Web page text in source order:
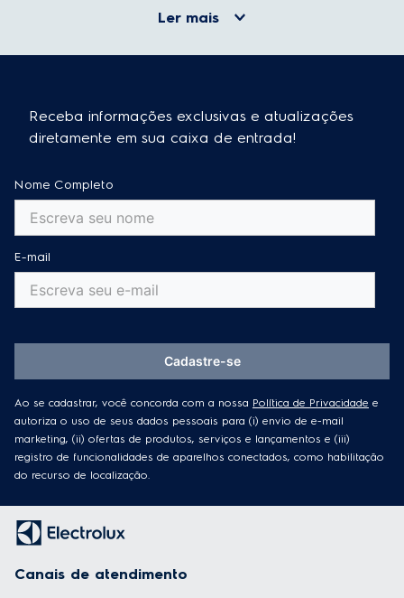
Ler mais
Receba informações exclusivas e atualizações
diretamente em sua caixa de entrada!
Nome Completo
E-mail
Ao se cadastrar, você concorda com a nossa Política de Privacidade e
autoriza o uso de seus dados pessoais para (i) envio de e-mail
marketing, (ii) ofertas de produtos, serviços e lançamentos e (iii)
registro de funcionalidades de aparelhos conectados, como habilitação
do recurso de localização.
Cadastre-se
Canais de atendimento